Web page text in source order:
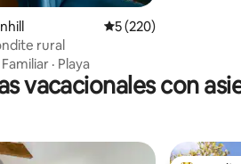
Calificación promedio:
5 (220)
rural
Familiar · Playa
vacacionales con